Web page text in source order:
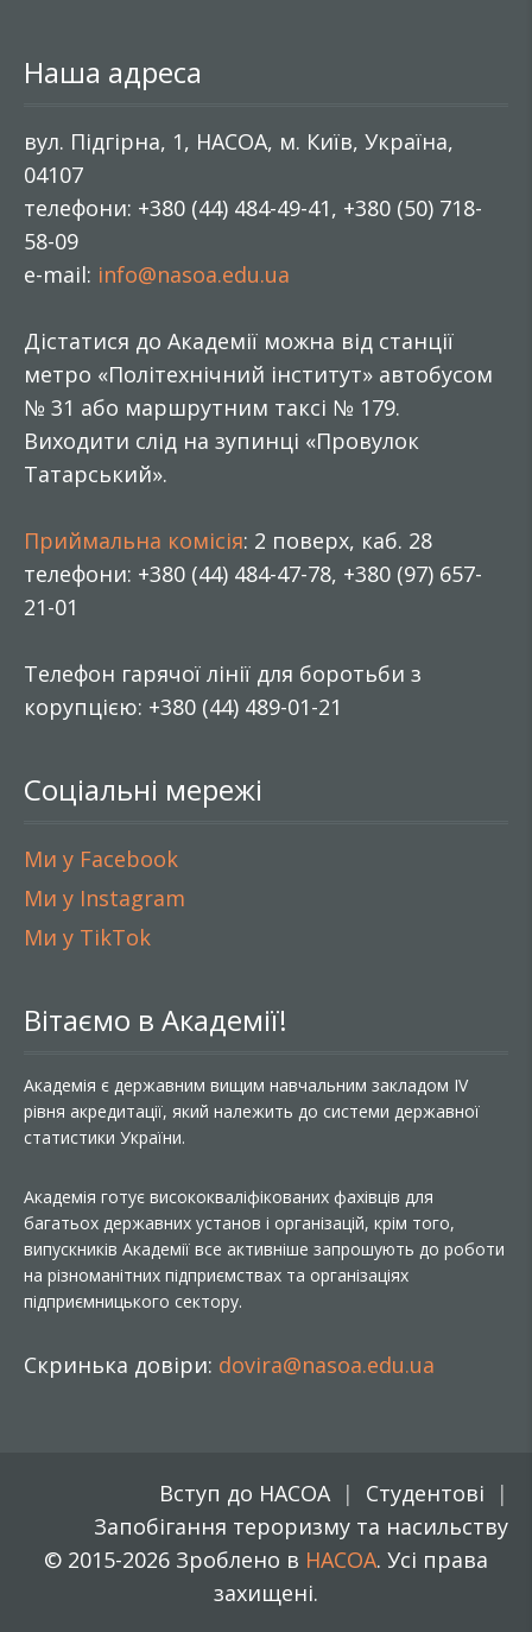
Наша адреса
вул. Підгірна, 1, НАСОА, м. Київ, Україна,
04107
телефони: +380 (44) 484-49-41, +380 (50) 718-
58-09
e-mail: info@nasoa.edu.ua
Дістатися до Академії можна від станції
метро «Політехнічний інститут» автобусом
№ 31 або маршрутним таксі № 179.
Виходити слід на зупинці «Провулок
Татарський».
Приймальна комісія: 2 поверх, каб. 28
телефони: +380 (44) 484-47-78, +380 (97) 657-
21-01
Телефон гарячої лінії для боротьби з
корупцією: +380 (44) 489-01-21
Соціальні мережі
Ми у Facebook
Ми у Instagram
Ми у TikTok
Вітаємо в Академії!
Академія є державним вищим навчальним закладом IV
рівня акредитації, який належить до системи державної
статистики України.
Академія готує висококваліфікованих фахівців для
багатьох державних установ і організацій, крім того,
випускників Академії все активніше запрошують до роботи
на різноманітних підприємствах та організаціях
підприємницького сектору.
Скринька довіри: dovira@nasoa.edu.ua
Вступ до НАСОА
Студентові
Запобігання тероризму та насильству
© 2015-2026 Зроблено в НАСОА. Усі права
захищені.